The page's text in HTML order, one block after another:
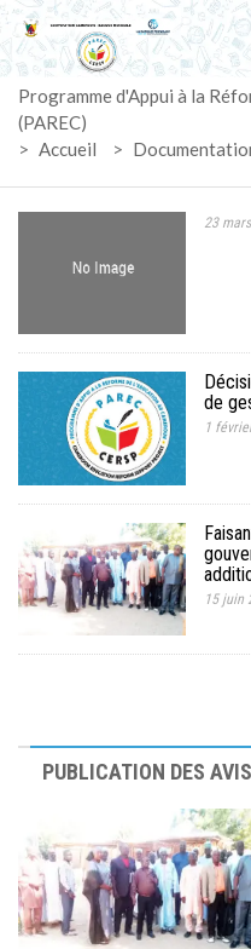
ACCUEIL
PAREC
ACTUALITÉS
DOCUMENTS
MARCHÉS
SUIVI-EVALUATION
MÉDIA
LANGUES
Programme d'Appui à la
(PAREC)
> Accueil >
23
de
1
15 juin
PUBLICATION DES AVIS